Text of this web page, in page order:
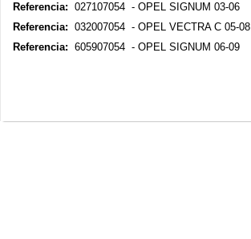
Referencia: 027107054 - OPEL SIGNUM 03-06
Referencia: 032007054 - OPEL VECTRA C 05-08
Referencia: 605907054 - OPEL SIGNUM 06-09